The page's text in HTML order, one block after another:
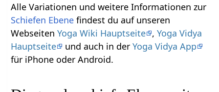
Alle Variationen und weitere Informationen zur
Schiefen Ebene findest du auf unseren
WebseitenYoga Wiki Hauptseite ,Yoga Vidya
Hauptseite
und auch in derYoga Vidya App
für iPhone oder Android.